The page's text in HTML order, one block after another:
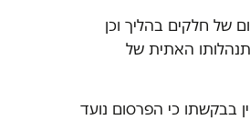
חלקים בהליך וכן
האתית של
בבקשתו כי הפרסום נועד